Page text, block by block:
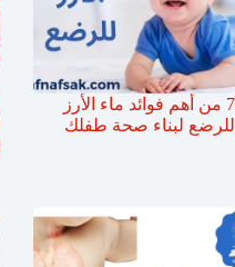
7 من أهم فوائد ماء الأرز
للرضع لبناء صحة طفلك